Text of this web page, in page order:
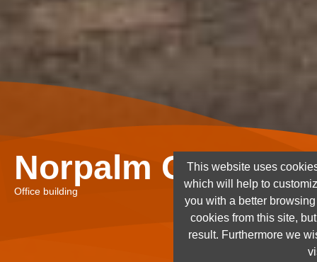
Norpalm Ghana
Office building
This website uses
which will help to
you with a better
cookies from this site,
result. Furthermore we